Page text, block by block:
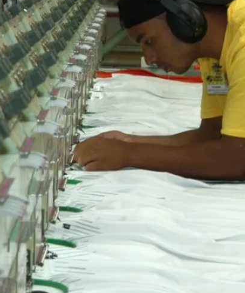
23°
Céu limpo
Rio Branco
Chuva
5 %
Vento 5 km/h
qui 6 de ago
34° 23°